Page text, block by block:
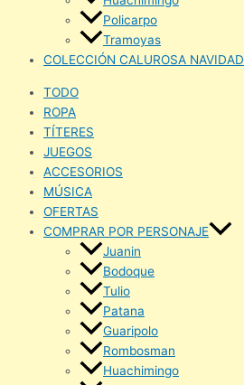
Policarpo
Tramoyas
COLECCIÓN CALUROSA NAVIDAD
TODO
ROPA
TÍTERES
JUEGOS
ACCESORIOS
MÚSICA
OFERTAS
COMPRAR POR PERSONAJE
Juanin
Bodoque
Tulio
Patana
Guaripolo
Rombosman
Huachimingo